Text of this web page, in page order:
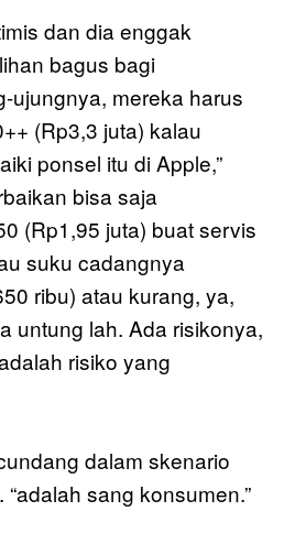
dan dia enggak
bagus bagi
ujungnya, mereka harus
(Rp3,3 juta) kalau
ponsel itu di Apple,”
bisa saja
(Rp1,95 juta) buat servis
suku cadangnya
ribu) atau kurang, ya,
untung lah. Ada risikonya,
risiko yang
dalam skenario
“adalah sang konsumen.”